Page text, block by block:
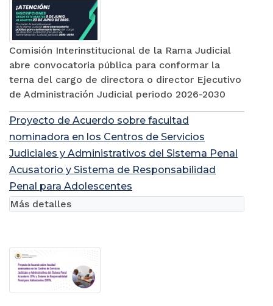
Comisión Interinstitucional de la Rama Judicial
abre convocatoria pública para conformar la
terna del cargo de directora o director Ejecutivo
de Administración Judicial periodo 2026-2030
Proyecto de Acuerdo sobre facultad
nominadora en los Centros de Servicios
Judiciales y Administrativos del Sistema Penal
Acusatorio y Sistema de Responsabilidad
Penal para Adolescentes
Más detalles